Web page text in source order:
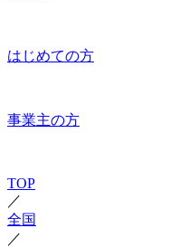
はじめての方
事業主の方
TOP
／
全国
／